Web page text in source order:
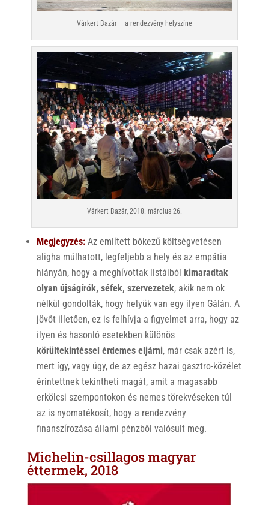
Várkert Bazár – a rendezvény helyszíne
Várkert Bazár, 2018. március 26.
Megjegyzés:Az említett bőkezű költségvetésen
aligha múlhatott, legfeljebb a hely és az empátia
hiányán, hogy a meghívottak listáiból kimaradtak
olyan újságírók, séfek, szervezetek, akik nem ok
nélkül gondolták, hogy helyük van egy ilyen Gálán. A
jövőt illetően, ez is felhívja a figyelmet arra, hogy az
ilyen és hasonló esetekben különös
körültekintéssel érdemes eljárni, már csak azért is,
mert így, vagy úgy, de az egész hazai gasztro-közélet
érintettnek tekintheti magát, amit a magasabb
erkölcsi szempontokon és nemes törekvéseken túl
az is nyomatékosít, hogy a rendezvény
finanszírozása állami pénzből valósult meg.
Michelin-csillagos magyar
éttermek, 2018